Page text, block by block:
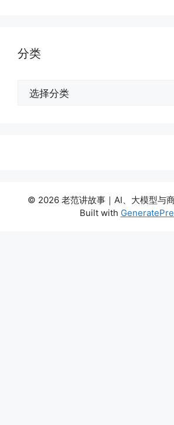
分类
© 2026 老范讲故事｜AI、大模型与
Built with